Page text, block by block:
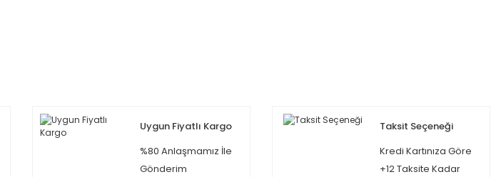
Uygun Fiyatlı Kargo
%80 Anlaşmamız İle
Gönderim
Taksit Seçeneği
Kredi Kartınıza Göre
+12 Taksite Kadar